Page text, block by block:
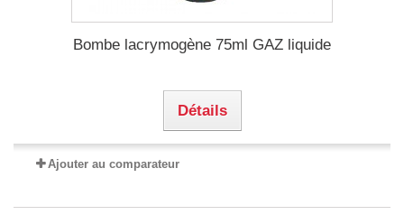
Bombe lacrymogène 75ml GAZ liquide
Détails
Ajouter au comparateur